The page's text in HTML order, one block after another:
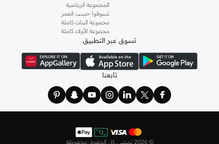
المجموعة الرياضية
تسوقوا حسب العمر
مجموعة البنات كاملة
مجموعة الأولاد كاملة
تسوق عبر التطبيق
تابعنا
© 2026 نمشي. كل الحقوق محفوظة